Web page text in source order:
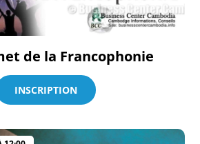
de la Francophonie
INSCRIPTION